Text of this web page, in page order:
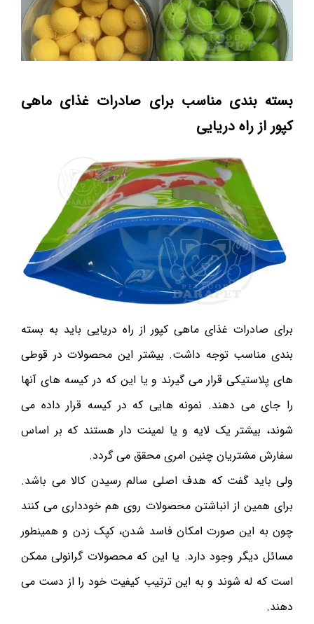
بسته بندی مناسب برای صادرات غذای ماهی
کپور از راه دریایی
برای صادرات غذای ماهی کپور از راه دریایی باید به بسته
بندی مناسب توجه داشت. بیشتر این محصولات در قوطی
های پلاستیکی قرار می گیرند و یا این که در کیسه های آنها
را جای می دهند. نمونه‌ هایی که در کیسه قرار داده می
شوند، بیشتر یک لایه و یا لمینت دار هستند که بر اساس
سفارش مشتریان چنین امری محقق می گردد.
ولی باید گفت که هدف اصلی سالم رسیدن کالا می باشد.
برای همین از انباشتن محصولات روی هم خودداری می‌ کنند
چون به این صورت امکان فاسد شدن، کپک زدن و همینطور
مسائل دیگر وجود دارد. یا این که محصولات گرانولی ممکن
است که له شوند و به این ترتیب کیفیت خود را از دست می
دهند.